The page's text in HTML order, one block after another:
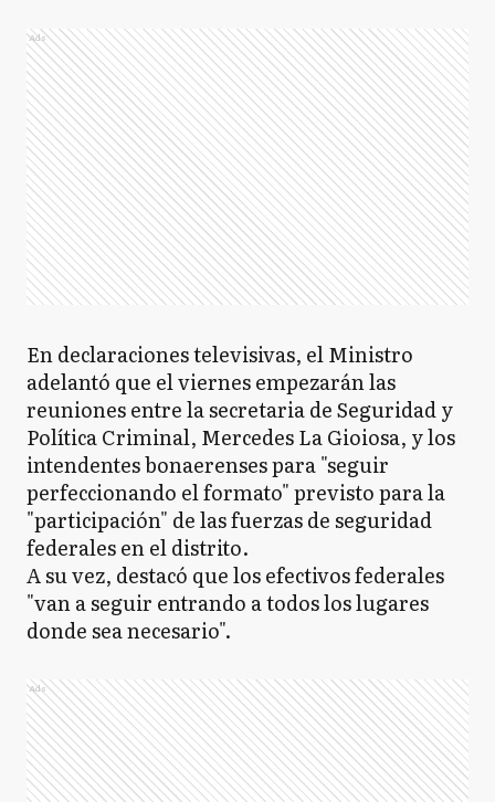
Ads
En declaraciones televisivas, el Ministro
adelantó que el viernes empezarán las
reuniones entre la secretaria de Seguridad y
Política Criminal, Mercedes La Gioiosa, y los
intendentes bonaerenses para "seguir
perfeccionando el formato" previsto para la
"participación" de las fuerzas de seguridad
federales en el distrito.
A su vez, destacó que los efectivos federales
"van a seguir entrando a todos los lugares
donde sea necesario".
Ads